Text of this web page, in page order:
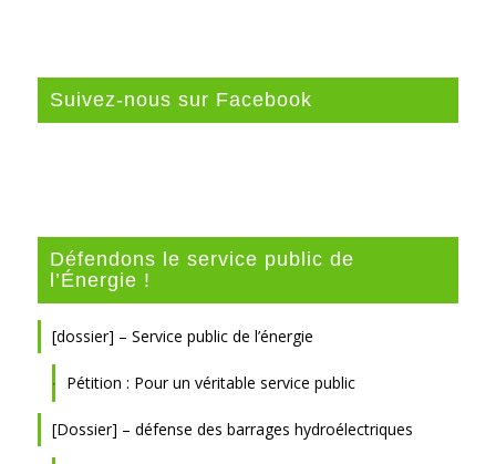
Suivez-nous sur Facebook
Défendons le service public de
l’Énergie !
[dossier] – Service public de l’énergie
Pétition : Pour un véritable service public
[Dossier] – défense des barrages hydroélectriques